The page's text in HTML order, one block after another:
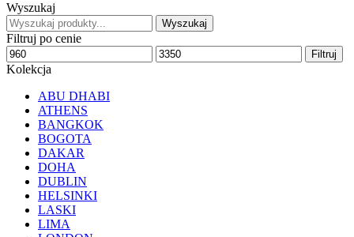
Wyszukaj
Wyszukaj
:
Wyszukaj
Filtruj po cenie
Min
price
Max
price
Filtruj
Kolekcja
ABU DHABI
ATHENS
BANGKOK
BOGOTA
DAKAR
DOHA
DUBLIN
HELSINKI
LASKI
LIMA